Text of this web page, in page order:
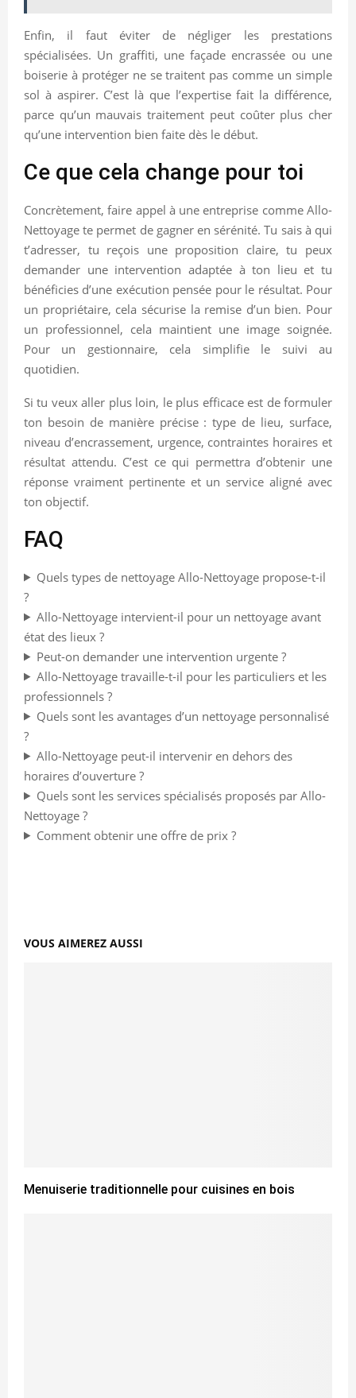
Enfin, il faut éviter de négliger les prestations
spécialisées. Un graffiti, une façade encrassée ou une
boiserie à protéger ne se traitent pas comme un simple
sol à aspirer. C’est là que l’expertise fait la différence,
parce qu’un mauvais traitement peut coûter plus cher
qu’une intervention bien faite dès le début.
Ce que cela change pour toi
Concrètement, faire appel à une entreprise comme Allo-
Nettoyage te permet de gagner en sérénité. Tu sais à qui
t’adresser, tu reçois une proposition claire, tu peux
demander une intervention adaptée à ton lieu et tu
bénéficies d’une exécution pensée pour le résultat. Pour
un propriétaire, cela sécurise la remise d’un bien. Pour
un professionnel, cela maintient une image soignée.
Pour un gestionnaire, cela simplifie le suivi au
quotidien.
Si tu veux aller plus loin, le plus efficace est de formuler
ton besoin de manière précise : type de lieu, surface,
niveau d’encrassement, urgence, contraintes horaires et
résultat attendu. C’est ce qui permettra d’obtenir une
réponse vraiment pertinente et un service aligné avec
ton objectif.
FAQ
Quels types de nettoyage Allo-Nettoyage propose-t-il
?
Allo-Nettoyage intervient-il pour un nettoyage avant
état des lieux ?
Peut-on demander une intervention urgente ?
Allo-Nettoyage travaille-t-il pour les particuliers et les
professionnels ?
Quels sont les avantages d’un nettoyage personnalisé
?
Allo-Nettoyage peut-il intervenir en dehors des
horaires d’ouverture ?
Quels sont les services spécialisés proposés par Allo-
Nettoyage ?
Comment obtenir une offre de prix ?
VOUS AIMEREZ AUSSI
Menuiserie traditionnelle pour cuisines en bois